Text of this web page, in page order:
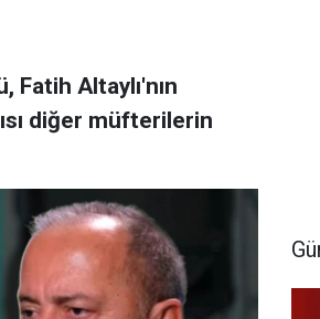
Fatih Altaylı'nın
diğer müfterilerin